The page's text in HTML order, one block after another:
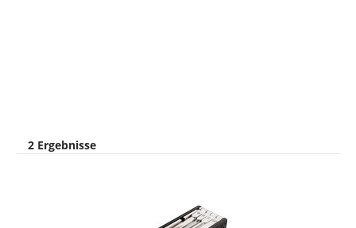
2 Ergebnisse